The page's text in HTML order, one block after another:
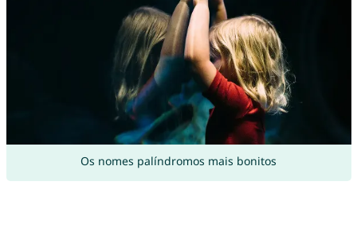
Os nomes palíndromos mais bonitos